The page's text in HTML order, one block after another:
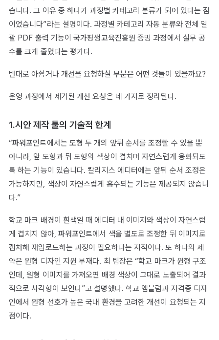
습니다. 그 이유 중 하나가 과정별 카테고리 분류가 되어 있다는 점
이었습니다”라는 설명이다. 과정별 카테고리 자동 분류와 전체 일
괄 PDF 출력 기능이 국가평생교육진흥원 증빙 과정에서 실무 공
수를 크게 줄였다는 평가다.
반대로 아쉽거나 개선을 요청하실 부분은 어떤 것들이 있을까요?
운영 과정에서 제기된 개선 요청은 네 가지로 정리된다.
1.시안 제작 툴의 기술적 한계
“파워포인트에서는 도형 두 개의 앞뒤 순서를 조정할 수 있을 뿐
아니라, 앞 도형과 뒤 도형의 색상이 겹치며 자연스럽게 융화되도
록 하는 기능이 있습니다. 칼리지스 에디터에는 앞뒤 순서 조정은
가능하지만, 색상이 자연스럽게 흡수되는 기능은 제공되지 않습니
다.”
학교 마크 배경이 흰색일 때 에디터 내 이미지와 색상이 자연스럽
게 겹치지 않아, 파워포인트에서 색을 별도로 조정한 뒤 이미지로
캡처해 재업로드하는 과정이 필요하다는 지적이다. 또 하나의 제
약은 원형 디자인 지원 부재다. 최 팀장은 “학교 마크가 원형 구조
인데, 원형 이미지를 가져오면 배경 색상이 그대로 노출되어 결과
적으로 사각형이 보인다”고 설명했다. 학교 엠블럼과 자격증 디자
인에서 원형 선호가 높은 국내 환경을 고려한 개선이 요청되는 지
점이다.